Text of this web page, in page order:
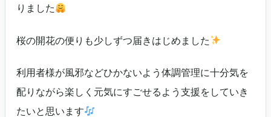
りました
桜の開花の便りも少しずつ届きはじめました
利用者様が風邪などひかないよう体調管理に十分気を
配りながら楽しく元気にすごせるよう支援をしていき
たいと思います